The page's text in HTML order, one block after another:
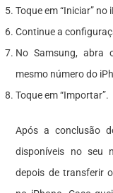
Toque em “Iniciar” no
Continue a
No Samsung, abra
mesmo número do
Toque em “Importar”.
Após a conclusão
disponíveis no seu
depois de transferir